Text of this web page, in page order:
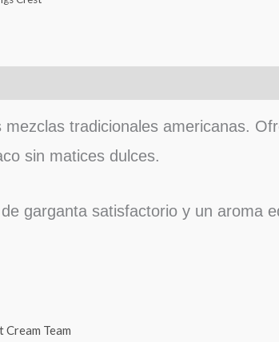
tradicionales americanas.
sin matices dulces.
garganta satisfactorio y un aroma